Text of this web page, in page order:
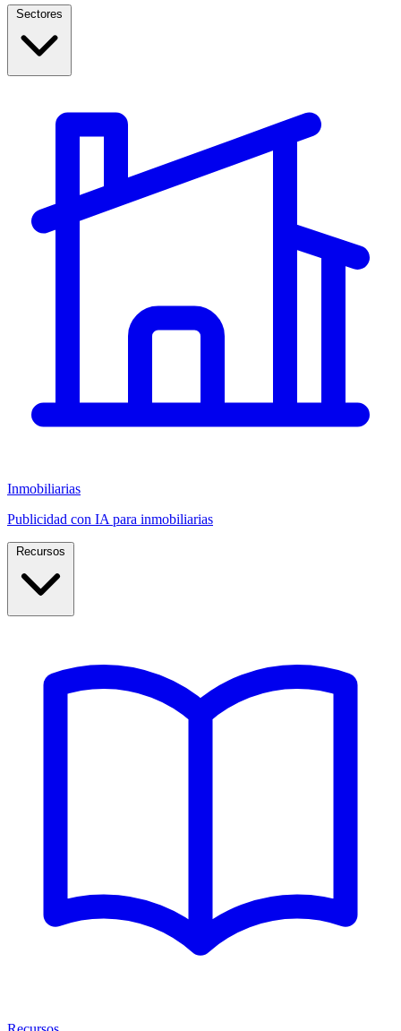
Inmobiliarias
Publicidad con IA para inmobiliarias